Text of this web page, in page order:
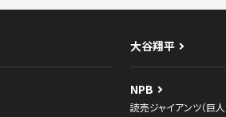
大谷翔平
NPB
読売ジャイアンツ（巨人